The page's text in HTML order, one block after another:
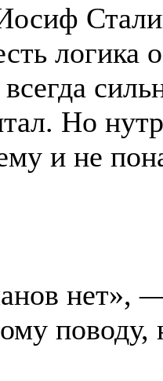
логика
всегда
Но
и не
нет»,
поводу,